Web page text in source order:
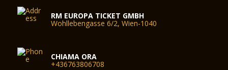
RM EUROPA TICKET GMBH
Wohllebengasse 6/2, Wien-1040
CHIAMA ORA
+436763806708